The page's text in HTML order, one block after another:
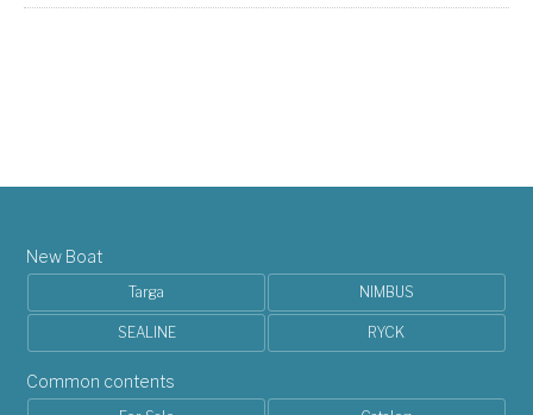
New Boat
Targa NIMBUS
SEALINE RYCK
Common contents